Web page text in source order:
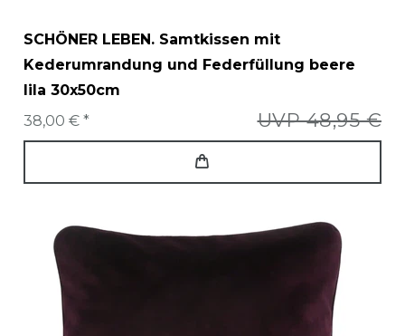
SCHÖNER LEBEN. Samtkissen mit
Kederumrandung und Federfüllung beere
lila 30x50cm
UVP 48,95 €
38,00 € *